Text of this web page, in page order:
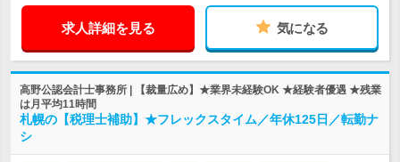
求人詳細を見る 気になる
高野公認会計士事務所 | 【裁量広め】★業界未経験OK ★経験者優遇 ★残業
は月平均11時間
札幌の【税理士補助】★フレックスタイム／年休125日／転勤ナ
シ